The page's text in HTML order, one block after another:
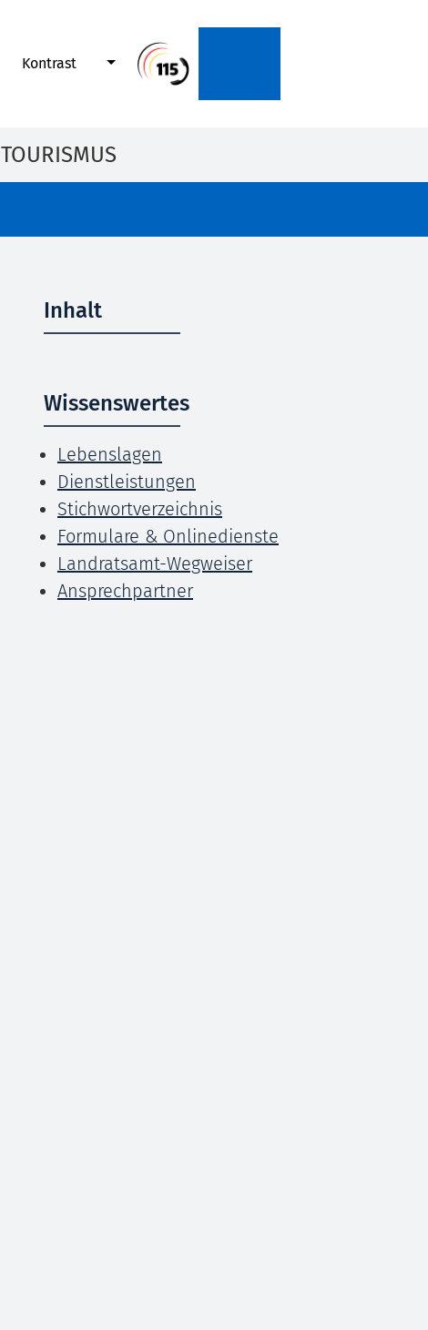
Kontrast
TOURISMUS
Inhalt
Wissenswertes
Lebenslagen
Dienstleistungen
Stichwortverzeichnis
Formulare & Onlinedienste
Landratsamt-Wegweiser
Ansprechpartner